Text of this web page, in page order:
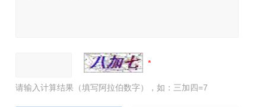
请输入计算结果（填写阿拉伯数字），如：三加四=7